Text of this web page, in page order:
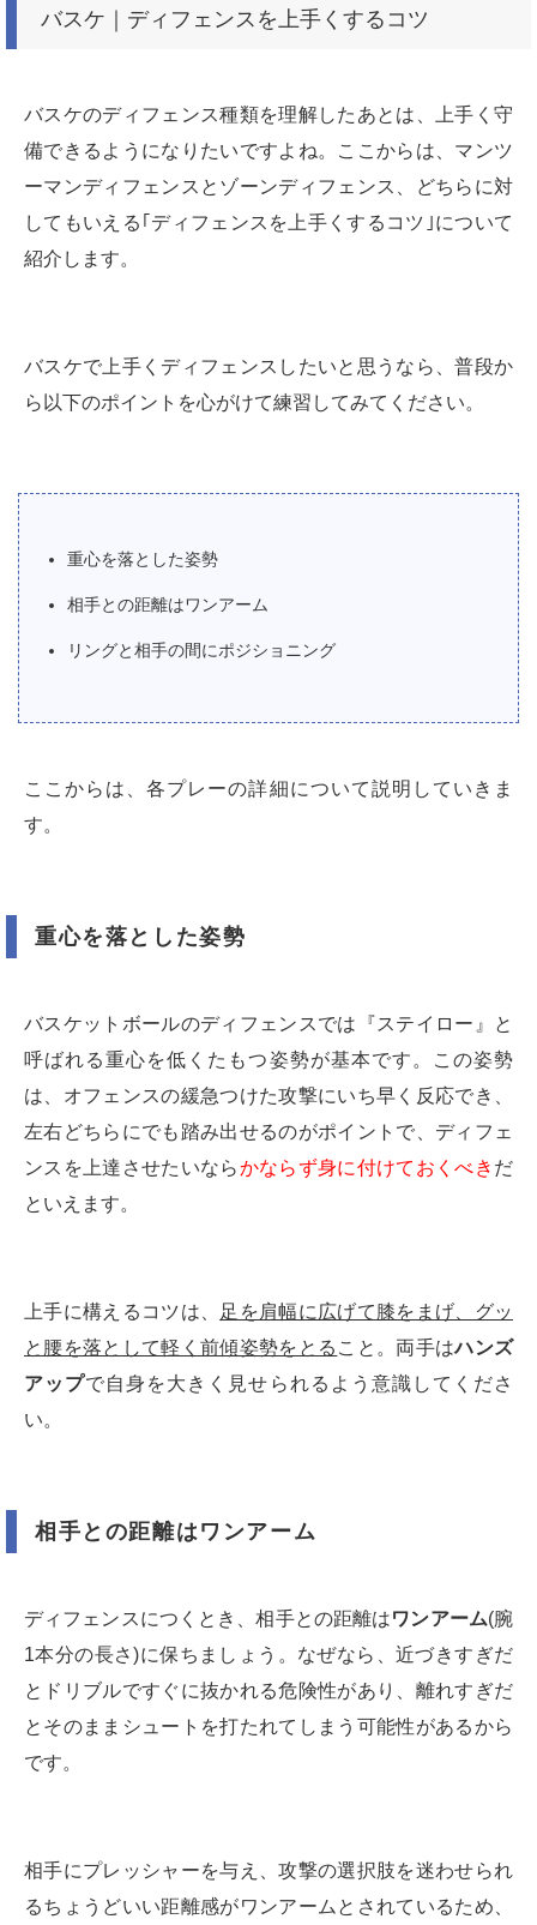
バスケ｜ディフェンスを上手くするコツ
バスケのディフェンス種類を理解したあとは、上手く守
備できるようになりたいですよね。ここからは、マンツ
ーマンディフェンスとゾーンディフェンス、どちらに対
してもいえる｢ディフェンスを上手くするコツ｣について
紹介します。
バスケで上手くディフェンスしたいと思うなら、普段か
ら以下のポイントを心がけて練習してみてください。
重心を落とした姿勢
相手との距離はワンアーム
リングと相手の間にポジショニング
ここからは、各プレーの詳細について説明していきま
す。
重心を落とした姿勢
バスケットボールのディフェンスでは『ステイロー』と
呼ばれる重心を低くたもつ姿勢が基本です。この姿勢
は、オフェンスの緩急つけた攻撃にいち早く反応でき、
左右どちらにでも踏み出せるのがポイントで、ディフェ
ンスを上達させたいならかならず身に付けておくべき だ
といえます。
上手に構えるコツは、 足を肩幅に広げて膝をまげ、グッ
と腰を落として軽く前傾姿勢をとる こと。両手はハンズ
アップで自身を大きく見せられるよう意識してくださ
い。
相手との距離はワンアーム
ディフェンスにつくとき、相手との距離はワンアーム(腕
1本分の長さ)に保ちましょう。なぜなら、近づきすぎだ
とドリブルですぐに抜かれる危険性があり、離れすぎだ
とそのままシュートを打たれてしまう可能性があるから
です。
相手にプレッシャーを与え、攻撃の選択肢を迷わせられ
るちょうどいい距離感がワンアームとされているため、